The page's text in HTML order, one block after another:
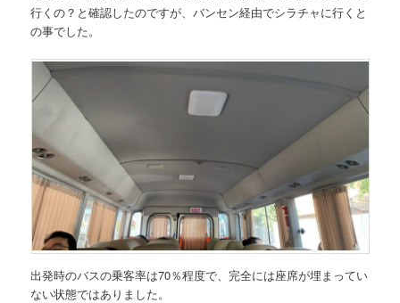
行くの？ と確認したのですが、バンセン経由でシラチャに行くと
の事でした。
出発時のバスの乗客率は70％程度で、完全には座席が埋まってい
ない状態ではありました。